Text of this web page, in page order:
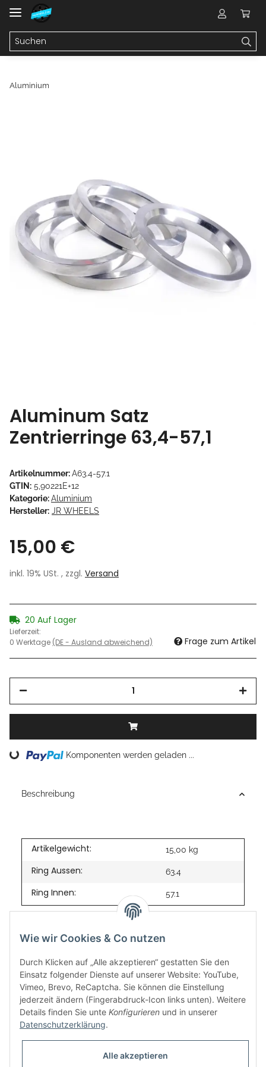
Aluminium
Aluminum Satz
Zentrierringe 63,4-57,1
Artikelnummer:A63.4-57.1
GTIN: 5,90221E+12
Kategorie:Aluminium
Hersteller: JR WHEELS
15,00 €
inkl. 19% USt. , zzgl. Versand
20 Auf Lager
Lieferzeit:
0 Werktage (DE - Ausland abweichend) Frage zum Artikel
Loading... Komponenten werden geladen ...
Beschreibung
Artikelgewicht: 15,00 kg
Ring Aussen: 63.4
Ring Innen: 57.1
Wie wir Cookies & Co nutzen
Durch Klicken auf „Alle akzeptieren“ gestatten Sie den
Einsatz folgender Dienste auf unserer Website: YouTube,
Vimeo, Brevo, ReCaptcha. Sie können die Einstellung
jederzeit ändern (Fingerabdruck-Icon links unten). Weitere
Details finden Sie unte Konfigurieren und in unserer
Datenschutzerklärung.
Alle akzeptieren